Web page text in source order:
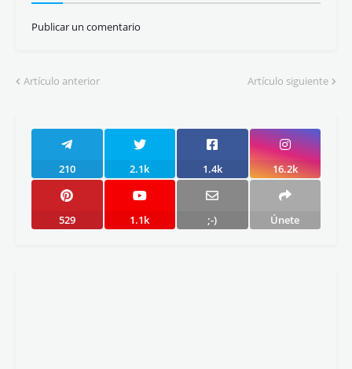
Publicar un comentario
Artículo anterior Artículo siguiente
210 2.1k 1.4k 16.2k
529 1.1k ;-) Únete